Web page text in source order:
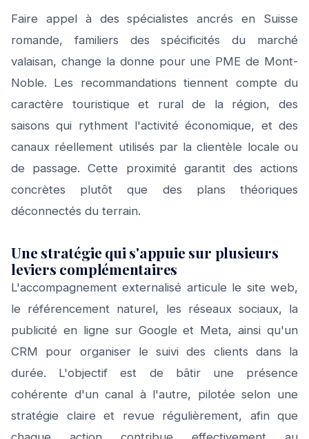
Faire appel à des spécialistes ancrés en Suisse
romande, familiers des spécificités du marché
valaisan, change la donne pour une PME de Mont-
Noble. Les recommandations tiennent compte du
caractère touristique et rural de la région, des
saisons qui rythment l'activité économique, et des
canaux réellement utilisés par la clientèle locale ou
de passage. Cette proximité garantit des actions
concrètes plutôt que des plans théoriques
déconnectés du terrain.
Une stratégie qui s'appuie sur plusieurs
leviers complémentaires
L'accompagnement externalisé articule le site web,
le référencement naturel, les réseaux sociaux, la
publicité en ligne sur Google et Meta, ainsi qu'un
CRM pour organiser le suivi des clients dans la
durée. L'objectif est de bâtir une présence
cohérente d'un canal à l'autre, pilotée selon une
stratégie claire et revue régulièrement, afin que